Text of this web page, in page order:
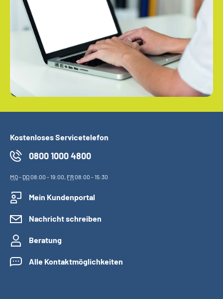
Kostenloses Servicetelefon
0800 1000 4800
MO- DO08:00 - 19:00, FR08:00 - 15:30
Mein Kundenportal
Nachricht schreiben
Beratung
Alle Kontaktmöglichkeiten